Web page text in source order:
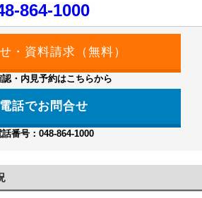
864-1000
認・内見予約はこちらから
電話でお問合せ
話番号：048-864-1000